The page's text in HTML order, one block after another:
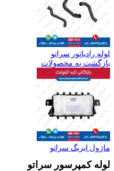
لوله رادیاتور سراتو
بازگشت به محصولات
ماژول ایربگ سراتو
لوله کمپرسور سراتو